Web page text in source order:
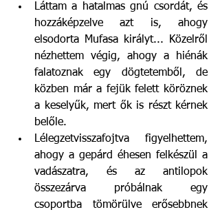
Láttam a hatalmas gnú csordát, és
hozzáképzelve azt is, ahogy
elsodorta Mufasa királyt... Közelről
nézhettem végig, ahogy a hiénák
falatoznak egy dögtetemből, de
közben már a fejük felett köröznek
a keselyűk, mert ők is részt kérnek
belőle.
Lélegzetvisszafojtva figyelhettem,
ahogy a gepárd éhesen felkészül a
vadászatra, és az antilopok
összezárva próbálnak egy
csoportba tömörülve erősebbnek